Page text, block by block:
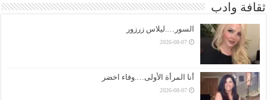
ثقافة وادب
السور….ليلاس زرزور
2026-08-07
أنا المرأة الأولى….وفاء اخضر
2026-08-07